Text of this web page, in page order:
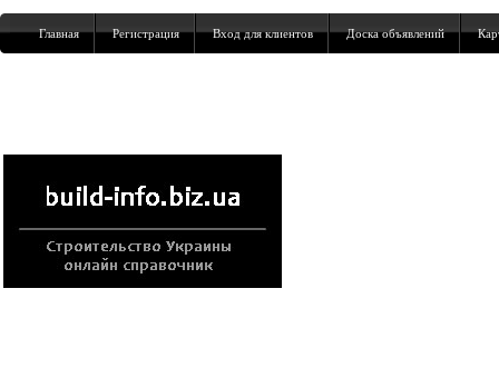
Главная Регистрация Вход для клиентов Доска объявлений